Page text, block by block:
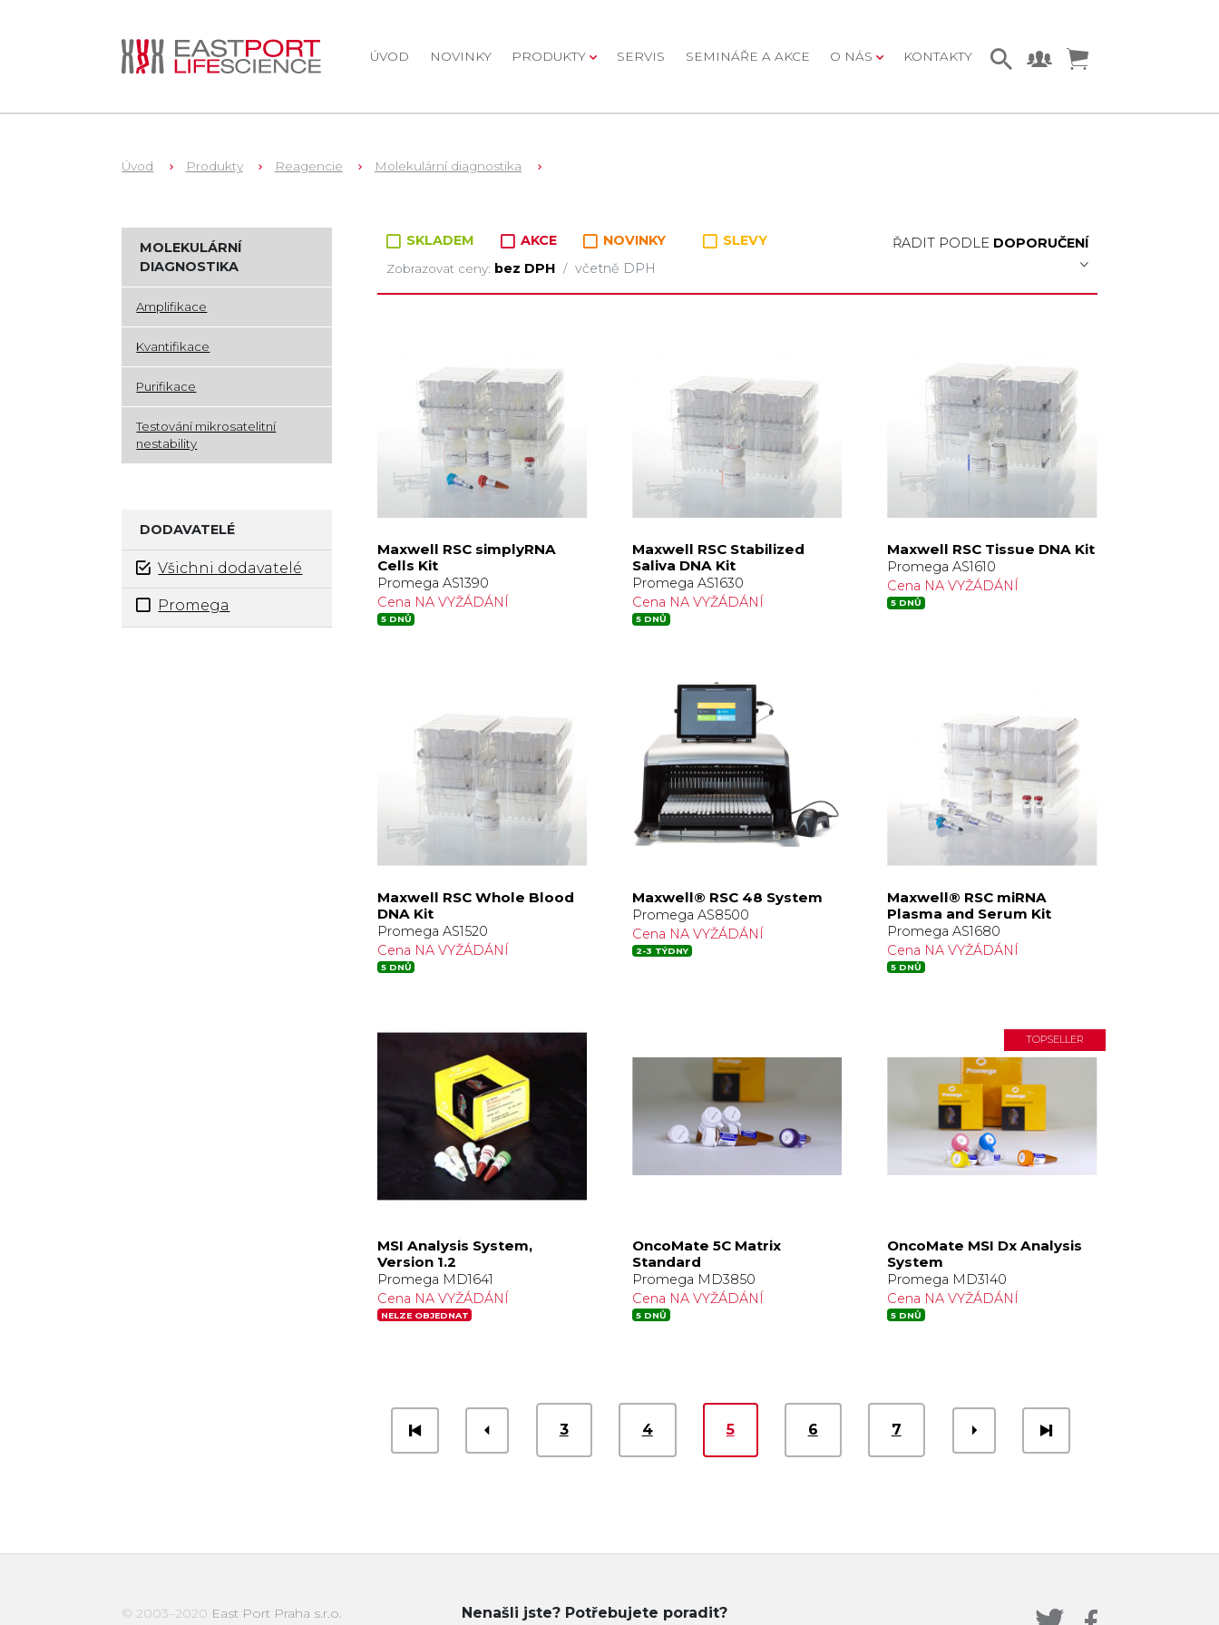
ÚVOD NOVINKY PRODUKTY SERVIS SEMINÁŘE A AKCE O NÁS KONTAKTY
Úvod Produkty Reagencie Molekulární diagnostika
MOLEKULÁRNÍ
DIAGNOSTIKA
Amplifikace
Kvantifikace
Purifikace
Testování mikrosatelitní
nestability
DODAVATELÉ
Všichni dodavatelé
Promega
Zboží v kategorii
SKLADEM AKCE NOVINKY SLEVY
Zobrazovat ceny: bez DPH / včetně DPH
ŘADIT PODLE DOPORUČENÍ
Maxwell RSC simplyRNA
Cells Kit
Promega AS1390
Cena NA VYŽÁDÁNÍ
5 DNŮ
Maxwell RSC Stabilized
Saliva DNA Kit
Promega AS1630
Cena NA VYŽÁDÁNÍ
5 DNŮ
Maxwell RSC Tissue DNA Kit
Promega AS1610
Cena NA VYŽÁDÁNÍ
5 DNŮ
Maxwell RSC Whole Blood
DNA Kit
Promega AS1520
Cena NA VYŽÁDÁNÍ
5 DNŮ
Maxwell® RSC 48 System
Promega AS8500
Cena NA VYŽÁDÁNÍ
2-3 TÝDNY
Maxwell® RSC miRNA
Plasma and Serum Kit
Promega AS1680
Cena NA VYŽÁDÁNÍ
5 DNŮ
MSI Analysis System,
Version 1.2
Promega MD1641
Cena NA VYŽÁDÁNÍ
NELZE OBJEDNAT
OncoMate 5C Matrix
Standard
Promega MD3850
Cena NA VYŽÁDÁNÍ
5 DNŮ
OncoMate MSI Dx Analysis
System
Promega MD3140
Cena NA VYŽÁDÁNÍ
5 DNŮ
TOPSELLER
3 4 5 6 7
© 2003–2020 East Port Praha s.r.o. Nenašli jste? Potřebujete poradit?